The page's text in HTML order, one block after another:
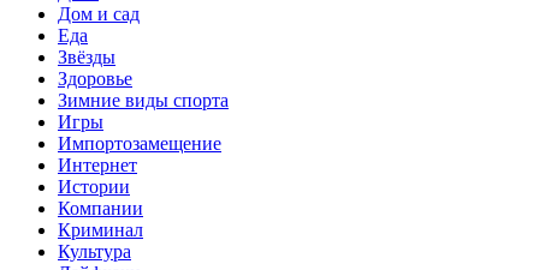
Дом и сад
Еда
Звёзды
Здоровье
Зимние виды спорта
Игры
Импортозамещение
Интернет
Истории
Компании
Криминал
Культура